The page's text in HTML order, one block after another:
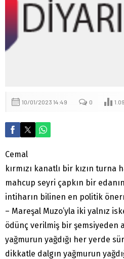
10/01/2023 14:49 0
Cemal
kırmızı kanatlı bir kızın turna
mahcup seyri çapkın bir edanın
intiharın bilinen en politik
– Mareşal Muzo’yla iki yalnız
ödünç verilmiş bir şemsiyeden
yağmurun yağdığı her yerde
dikkatle dalgın yağmurun